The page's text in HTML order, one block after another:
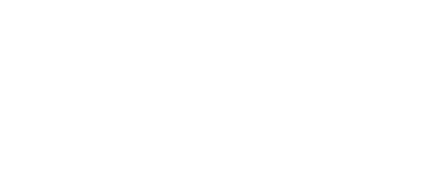
diese in jedem Einzelfall separat.
muss er den Abschluss einer Reisekrankenversicherung gegenüber der deutschen